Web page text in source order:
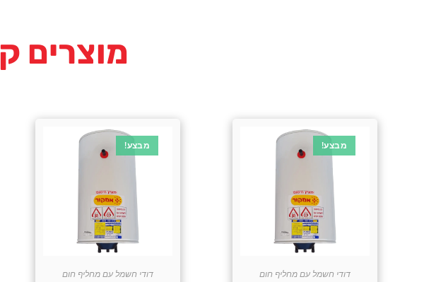
מוצרים
מבצע!
דודי חשמל עם מחליף חום
מבצע!
דודי חשמל עם מחליף חום